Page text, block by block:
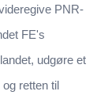
PNR-
FE's
udgøre et
retten til